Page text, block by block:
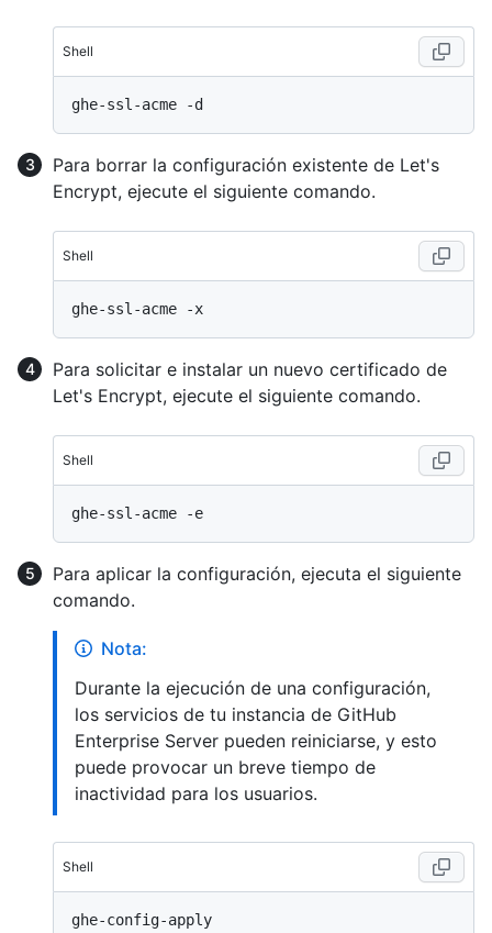
Shell
Para borrar la configuración existente de Let's
Encrypt, ejecute el siguiente comando.
Shell
Para solicitar e instalar un nuevo certificado de
Let's Encrypt, ejecute el siguiente comando.
Shell
Para aplicar la configuración, ejecuta el siguiente
comando.
Nota:
Durante la ejecución de una configuración,
los servicios de tu instancia de GitHub
Enterprise Server pueden reiniciarse, y esto
puede provocar un breve tiempo de
inactividad para los usuarios.
Shell